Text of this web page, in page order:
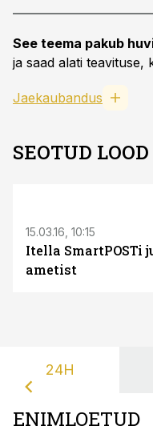
See teema pakub
ja saad alati teavituse,
Jaekaubandus
SEOTUD LOOD
15.03.16, 10:15
Itella SmartPOSTi
ametist
24H
ENIMLOETUD